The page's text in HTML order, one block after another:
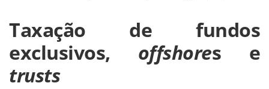
Taxação de fundos
exclusivos, offshores e
trusts